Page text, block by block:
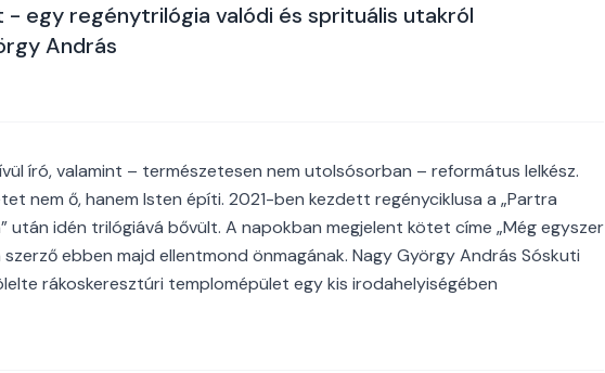
- egy regénytrilógia valódi és sprituális utakról
András
író, valamint – természetesen nem utolsósorban – református lelkész.
nem ő, hanem Isten építi. 2021-ben kezdett regényciklusa a „Partra
után idén trilógiává bővült. A napokban megjelent kötet címe „Még egyszer
ebben majd ellentmond önmagának. Nagy György András Sóskuti
rákoskeresztúri templomépület egy kis irodahelyiségében